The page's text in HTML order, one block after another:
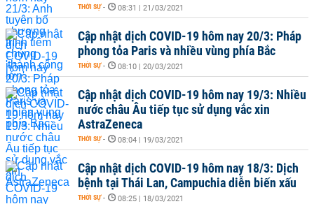
THỜI SỰ - 08:31 | 21/03/2021
Cập nhật dịch COVID-19 hôm nay 20/3: Pháp
phong tỏa Paris và nhiều vùng phía Bắc
THỜI SỰ - 08:10 | 20/03/2021
Cập nhật dịch COVID-19 hôm nay 19/3: Nhiều
nước châu Âu tiếp tục sử dụng vắc xin
AstraZeneca
THỜI SỰ - 08:04 | 19/03/2021
Cập nhật dịch COVID-19 hôm nay 18/3: Dịch
bệnh tại Thái Lan, Campuchia diễn biến xấu
THỜI SỰ - 08:25 | 18/03/2021